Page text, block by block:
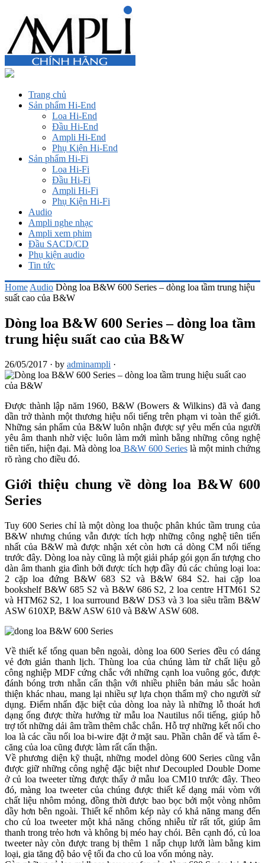
Trang chủ
Sản phẩm Hi-End
Loa Hi-End
Đầu Hi-End
Ampli Hi-End
Phụ Kiện Hi-End
Sản phẩm Hi-Fi
Loa Hi-Fi
Đầu Hi-Fi
Ampli Hi-Fi
Phụ Kiện Hi-Fi
Audio
Ampli nghe nhạc
Ampli xem phim
Đầu SACD/CD
Phụ kiện audio
Tin tức
Home Audio Dòng loa B&W 600 Series – dòng loa tầm trung hiệu
suất cao của B&W
Dòng loa B&W 600 Series – dòng loa tầm
trung hiệu suất cao của B&W
26/05/2017 · by adminampli ·
Được thành lập năm 1960, B&W (Bowers & Wilkins) đã và đang
dần trở thành một thương hiệu nổi tiếng trên phạm vi toàn thế giới.
Những sản phẩm của B&W luôn nhận được sự yêu mến của người
yêu âm thanh nhờ việc luôn làm mới mình bằng những công nghệ
tiên tiến, hiện đại. Mà dòng loa B&W 600 Serieslà một minh chứng
rõ ràng cho điều đó.
Giới thiệu chung về dòng loa B&W 600
Series
Tuy 600 Series chỉ là một dòng loa thuộc phân khúc tầm trung của
B&W nhưng chúng vẫn được tích hợp những công nghệ tiên tiến
nhất của B&W mà được nhận xét còn hơn cả dòng CM nổi tiếng
trước đây. Dòng loa này cũng là một giải pháp gói gọn ấn tượng cho
dàn âm thanh gia đình bởi được tích hợp đầy đủ các chủng loại loa:
2 cặp loa đứng B&W 683 S2 và B&W 684 S2. hai cặp loa
bookshelf B&W 685 S2 và B&W 686 S2, 2 loa centre HTM61 S2
và HTM62 S2, 1 loa surround B&W DS3 và 3 loa siêu trầm B&W
ASW 610XP, B&W ASW 610 và B&W ASW 608.
Về thiết kế tổng quan bên ngoài, dòng loa 600 Series đều có dáng
vẻ đơn giản thanh lịch. Thùng loa của chúng làm từ chất liệu gỗ
công nghiệp MDF cứng chắc với những cạnh loa vuông góc, được
đánh bóng trơn nhẵn cẩn thận với nhiều phiên bản mảu sắc hoàn
thiện khác nhau, mang lại nhiều sự lựa chọn thẩm mỹ cho người sử
dụng. Điểm nhấn đặc biệt của dòng loa này là những lỗ thoát hơi
dạng ống được thừa hưởng từ mẫu loa Nautilus nổi tiếng, giúp hỗ
trợ tốt những dải âm trầm thêm chắc chắn. Hỗ trợ những kết nối cho
loa là các cầu nối loa bi-wire đặt ở mặt sau. Phần chân đế và tấm ê-
căng của loa cũng được làm rất cẩn thận.
Về phương diện kỹ thuật, những model dòng 600 Series cũng vẫn
được giữ những công nghệ đặc biệt như Decoupled Double Dome
ở củ loa tweeter từng được thấy ở mẫu loa CM10 trước đây. Theo
đó, màng loa tweeter của chúng được thiết kế dạng mái vòm với
chất liệu nhôm mỏng, đồng thời được bao bọc bởi một vòng nhôm
dầy hơn bên ngoài. Thiết kế nhôm kép này có khả năng mang đến
cho củ loa tweeter một khả năng chống nhiễu từ rất tốt, giúp âm
thanh trong trẻo hơn và không bị méo hay chói. Bên cạnh đó, củ loa
tweeter này còn được trang bị thêm 1 nắp chụp lưới làm bằng kim
loại, gia tăng độ bảo vệ tối đa cho củ loa vốn mỏng này.